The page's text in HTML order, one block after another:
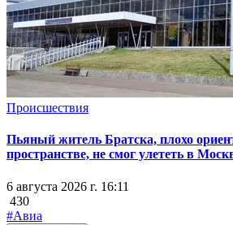
Происшествия
Пьяный житель Братска, плохо
пространстве, не смог улететь в
6 августа 2026 г. 16:11
430
#Авиа